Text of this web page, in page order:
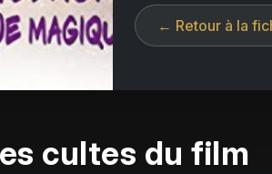
← Retour à la
cultes du film